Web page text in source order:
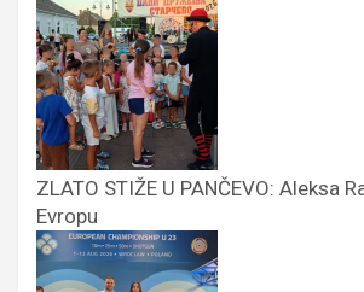
ZLATO STIŽE U PANČEVO: Aleksa
Evropu